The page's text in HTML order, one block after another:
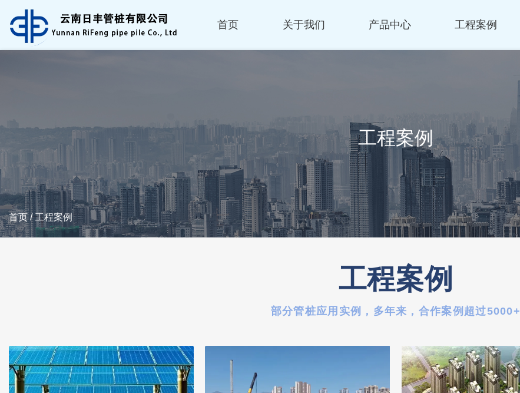
首页 关于我们 产品中心 工程案例
工程案例
首页/工程案例
工程案例
部分管桩应用实例，多年来，合作案例超过5000+